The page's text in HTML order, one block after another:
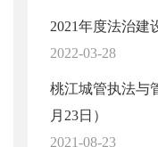
2021年度法治建
2022-03-28
桃江城管执法与
月23日）
2021-08-23